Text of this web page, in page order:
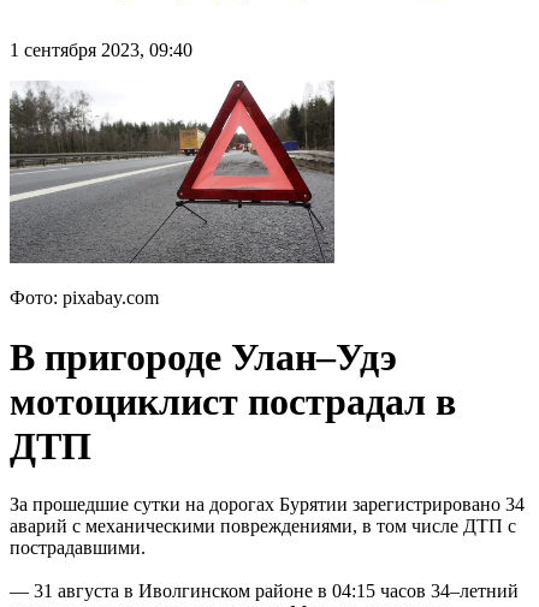
1 сентября 2023, 09:40
Фото: pixabay.com
В пригороде Улан–Удэ
мотоциклист пострадал в
ДТП
За прошедшие сутки на дорогах Бурятии зарегистрировано 34
аварий с механическими повреждениями, в том числе ДТП с
пострадавшими.
— 31 августа в Иволгинском районе в 04:15 часов 34–летний